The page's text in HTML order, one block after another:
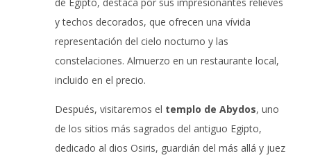
y techos decorados, que ofrecen una vívida
representación del cielo nocturno y las
constelaciones. Almuerzo en un restaurante local,
incluido en el precio.
Después, visitaremos el templo de Abydos, uno
de los sitios más sagrados del antiguo Egipto,
dedicado al dios Osiris, guardián del más allá y juez